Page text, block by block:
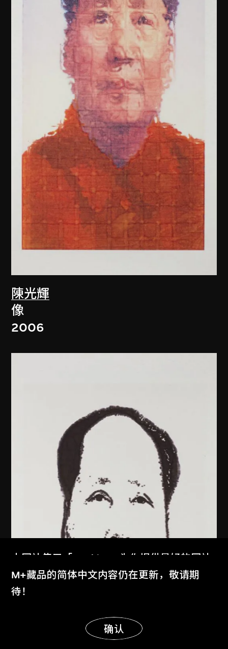
陳光輝
像
2006
本网站使用「Cookies」为你提供最好的网站
体验。
了解更多
明白
M+藏品的简体中文内容仍在更新，敬请期
待！
确认
显示更多